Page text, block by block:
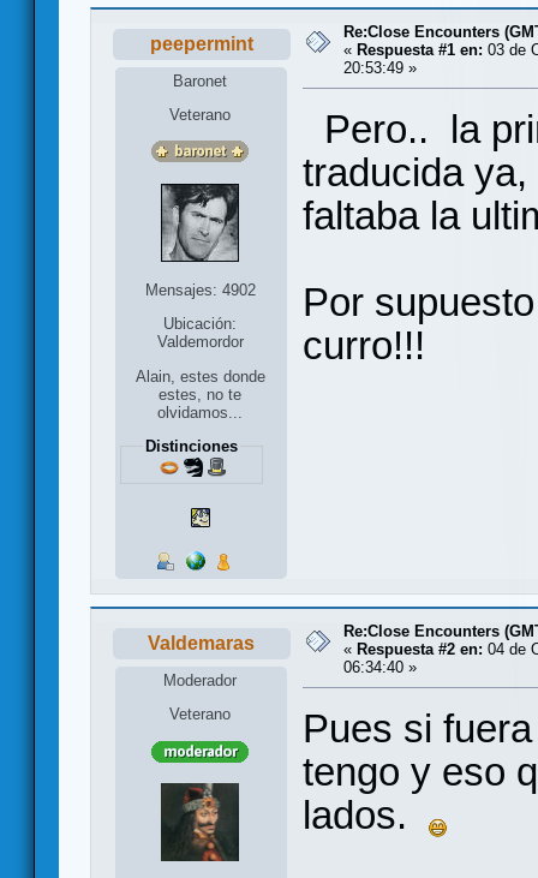
peepermint
Baronet
Veterano
Mensajes: 4902
Ubicación:
Valdemordor
Alain, estes donde
estes, no te
olvidamos...
Distinciones
Re:Close Encounters
« Respuesta #1 en: 03 de
20:53:49 »
Pero.. la
traducida
faltaba la
Por
curro!!!
Valdemaras
Moderador
Veterano
Re:Close Encounters
« Respuesta #2 en: 04 de
06:34:40 »
Pues si
tengo y eso
lados.